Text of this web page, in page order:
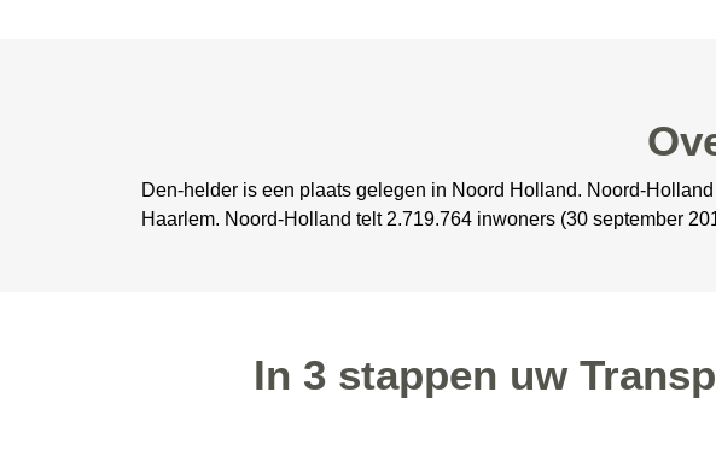
Den-helder is een plaats gelegen in Noord Holland. Noord-
Haarlem. Noord-Holland telt 2.719.764 inwoners (30 september
In 3 stappen uw